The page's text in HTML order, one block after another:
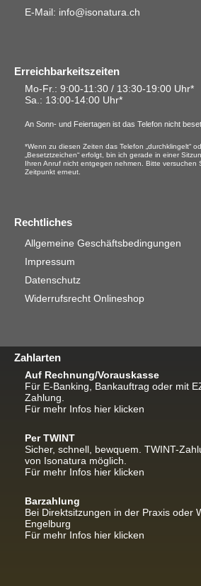
E-Mail: info@isonatura.ch
Erreichbarkeitszeiten
Mo-Fr.: 9:00-11:30 / 13:30-19:00 Uhr*
Sa. : 13:00-14:00 Uhr*
An Sonn- und Feiertagen ist das Telefon nicht
*Wenn zu diesen Zeiten das Telefon „durchklingelt“
„Besetztzeichen“ erfolgt, bin ich gerade in einer
Ihren Anruf nicht entgegen nehmen. Bitte versuchen
Zeitpunkt erneut.
Rechtliches
Allgemeine Geschäftsbedingungen
Impressum
Datenschutz
Widerrufsrecht Onlineshop
Zahlarten
Auf Rechnung/Vorauskasse
Für E-Banking, Bankauftrag oder mit
Zahlung.
Für mehr Infos hier klicken
Per TWINT
Sicher, schnell, bewquem. TWINT-
von Isonatura möglich.
Für mehr Infos hier klicken
Barzahlung
Bei Direktsitzungen in der Praxis oder
Engelburg
Für mehr Infos hier klicken